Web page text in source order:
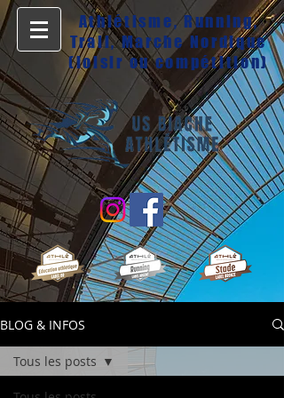
Athlétisme, Running,
Trail, Marche Nordique
(loisir ou compétition)
BLOG & INFOS
Tous les posts